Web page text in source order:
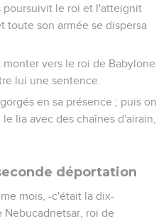
poursuivit le roi et l'atteignit
toute son armée se dispersa
vers le roi de Babylone
lui une sentence.
en sa présence ; puis on
lia avec des chaînes d'airain,
déportation
mois, -c'était la dix-
Nebucadnetsar, roi de